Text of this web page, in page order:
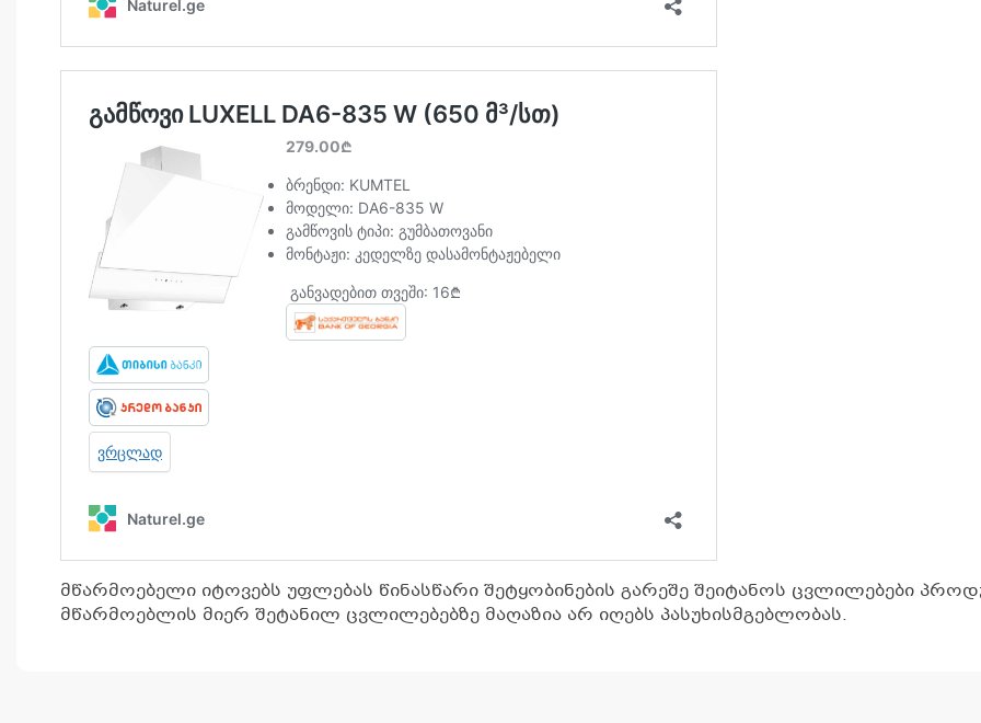
მწარმოებელი იტოვებს უფლებას წინასწარი შეტყობინების გარეშე შეიტანოს ცვლილებები
მწარმოებლის მიერ შეტანილ ცვლილებებზე მაღაზია არ იღებს პასუხისმგებლობას.